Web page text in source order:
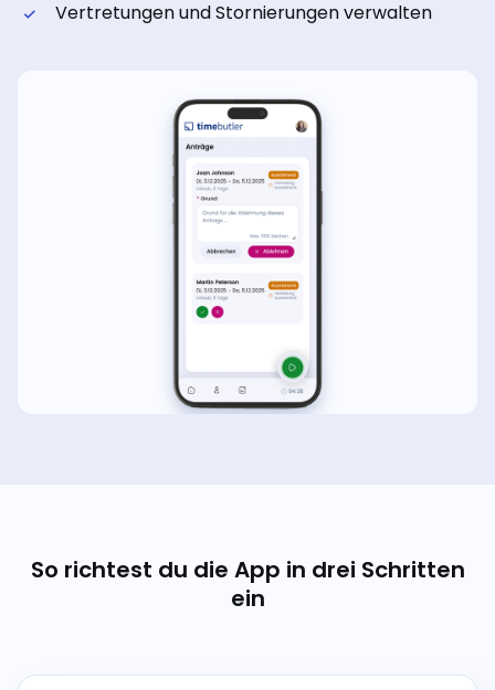
Vertretungen und Stornierungen verwalten
So richtest du die App in drei Schritten
ein